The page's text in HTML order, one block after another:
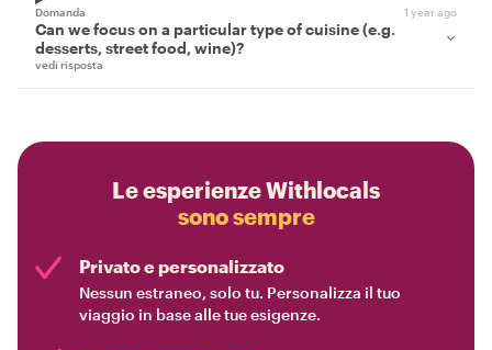
Domanda 1 year ago
Can we focus on a particular type of cuisine (e.g.
desserts, street food, wine)?
vedi risposta
Le esperienze Withlocals
sono sempre
Privato e personalizzato
Nessun estraneo, solo tu. Personalizza il tuo
viaggio in base alle tue esigenze.